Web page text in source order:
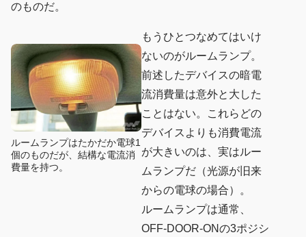
のものだ。
ルームランプはたかだか電球1
個のものだが、結構な電流消
費量を持つ。
もうひとつなめてはいけ
ないのがルームランプ。
前述したデバイスの暗電
流消費量は意外と大した
ことはない。これらどの
デバイスよりも消費電流
が大きいのは、実はルー
ムランプだ（光源が旧来
からの電球の場合）。
ルームランプは通常、
OFF-DOOR-ONの3ポジシ